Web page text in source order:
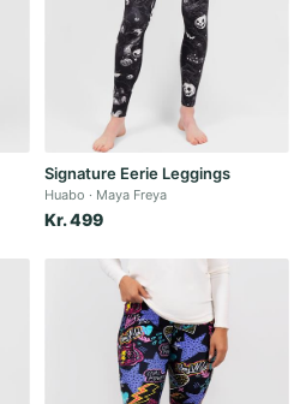
Signature Eerie Leggings
Huabo Maya Freya
Kr. 499